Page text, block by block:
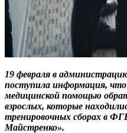
19 февраля в
поступила информация, что
медицинской помощью
взрослых, которые
тренировочных сборах в
Майстренко».